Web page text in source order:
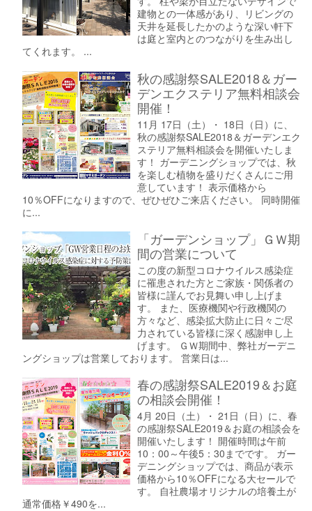
建物との一体感があり、リビングの
天井を延長したかのような深い軒下
は庭と室内とのつながりを生み出し
てくれます。 ...
秋の感謝祭SALE2018＆ガー
デンエクステリア無料相談会
開催！
11月 17日（土）・ 18日（日）に、
秋の感謝祭SALE2018＆ガーデンエク
ステリア無料相談会を開催いたしま
す！ ガーデニングショップでは、秋
を楽しむ植物を盛りだくさんにご用
意しています！ 表示価格から
10％OFFになりますので、ぜひぜひご来店ください。 同時開催
に...
「ガーデンショップ」ＧＷ期
間の営業について
この度の新型コロナウイルス感染症
に罹患された方とご家族・関係者の
皆様に謹んでお見舞い申し上げま
す。 また、医療機関や行政機関の
方々など、感染拡大防止に日々ご尽
力されている皆様に深く感謝申し上
げます。 ＧＷ期間中、弊社ガーデニ
ングショップは営業しております。 営業日は...
春の感謝祭SALE2019＆お庭
の相談会開催！
4月 20日（土）・ 21日（日）に、春
の感謝祭SALE2019＆お庭の相談会を
開催いたします！ 開催時間は午前
10：00～午後5：30までです。 ガー
デニングショップでは、商品が表示
価格から10％OFFになる大セールで
す。 自社農場オリジナルの培養土が
通常価格￥490を...